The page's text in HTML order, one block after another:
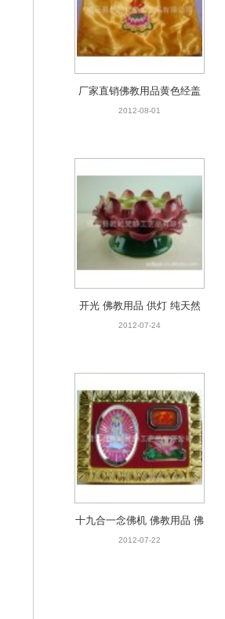
厂家直销佛教用品黄色经盖
布 经盖 佛教用品批发 绣品
2012-08-01
开光 佛教用品 供灯 纯天然
红色七宝莲花烛 酥油灯座
2012-07-24
十九合一念佛机 佛教用品 佛
学器具 金叶盒式念佛机
2012-07-22